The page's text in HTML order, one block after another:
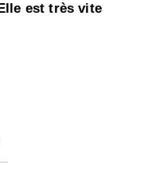
est très vite